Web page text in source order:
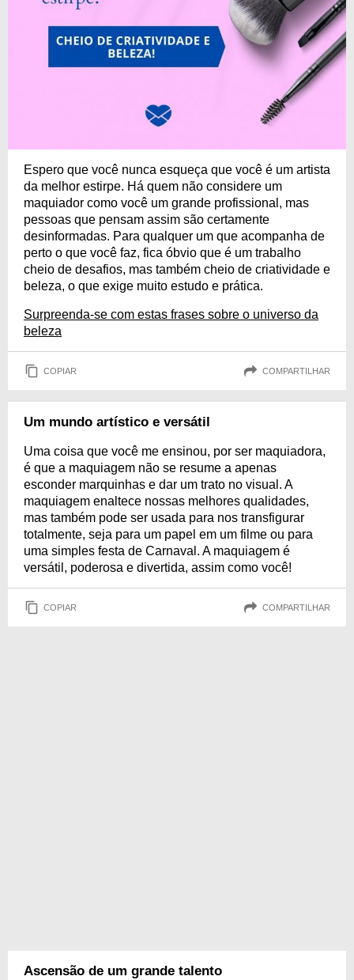
Espero que você nunca esqueça que você é um artista
da melhor estirpe. Há quem não considere um
maquiador como você um grande profissional, mas
pessoas que pensam assim são certamente
desinformadas. Para qualquer um que acompanha de
perto o que você faz, fica óbvio que é um trabalho
cheio de desafios, mas também cheio de criatividade e
beleza, o que exige muito estudo e prática.
Surpreenda-se com estas frases sobre o universo da
beleza
COPIAR COMPARTILHAR
Um mundo artístico e versátil
Uma coisa que você me ensinou, por ser maquiadora,
é que a maquiagem não se resume a apenas
esconder marquinhas e dar um trato no visual. A
maquiagem enaltece nossas melhores qualidades,
mas também pode ser usada para nos transfigurar
totalmente, seja para um papel em um filme ou para
uma simples festa de Carnaval. A maquiagem é
versátil, poderosa e divertida, assim como você!
COPIAR COMPARTILHAR
Ascensão de um grande talento